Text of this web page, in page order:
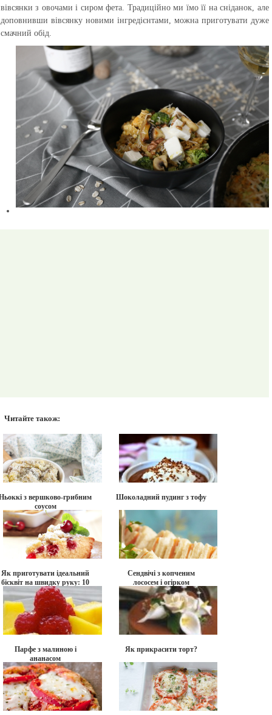
вівсянки з овочами і сиром фета. Традиційно ми їмо її на сніданок, але
доповнивши вівсянку новими інгредієнтами, можна приготувати дуже
смачний обід.
Читайте також:
з вершково-грибним
соусом
Шоколадний пудинг з тофу
Як приготувати ідеальний
бісквіт на швидку руку: 10
відмінних рецептів
Сендвічі з копченим
лососем і огірком
Парфе з малиною і
ананасом
Як прикрасити торт?